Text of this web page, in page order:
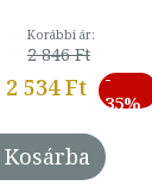
Korábbi ár:
2 846 Ft
2 534 Ft
-
35%
Kosárba